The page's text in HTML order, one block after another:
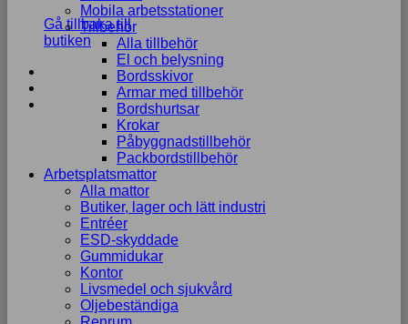
Gå tillbaka till
butiken
Mobila arbetsstationer
Tillbehör
Alla tillbehör
El och belysning
Bordsskivor
Armar med tillbehör
Bordshurtsar
Krokar
Påbyggnadstillbehör
Packbordstillbehör
Arbetsplatsmattor
Alla mattor
Butiker, lager och lätt industri
Entréer
ESD-skyddade
Gummidukar
Kontor
Livsmedel och sjukvård
Oljebeständiga